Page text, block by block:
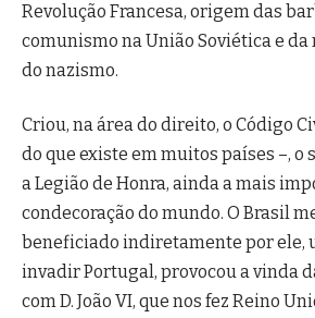
Revolução Francesa, origem das
comunismo na União Soviética e
do nazismo.
Criou, na área do direito, o Código
do que existe em muitos países –, o
a Legião de Honra, ainda a mais
condecoração do mundo. O Brasil
beneficiado indiretamente por ele,
invadir Portugal, provocou a vinda
com D. João VI, que nos fez Reino